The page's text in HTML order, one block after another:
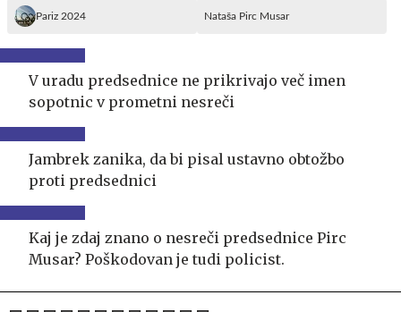
Pariz 2024 Nataša Pirc Musar
V uradu predsednice ne prikrivajo več imen
sopotnic v prometni nesreči
Jambrek zanika, da bi pisal ustavno obtožbo
proti predsednici
Kaj je zdaj znano o nesreči predsednice Pirc
Musar? Poškodovan je tudi policist.